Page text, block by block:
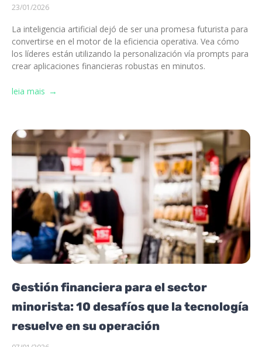
23/01/2026
La inteligencia artificial dejó de ser una promesa futurista para
convertirse en el motor de la eficiencia operativa. Vea cómo
los líderes están utilizando la personalización vía prompts para
crear aplicaciones financieras robustas en minutos.
leia mais
Gestión financiera para el sector
minorista: 10 desafíos que la tecnología
resuelve en su operación